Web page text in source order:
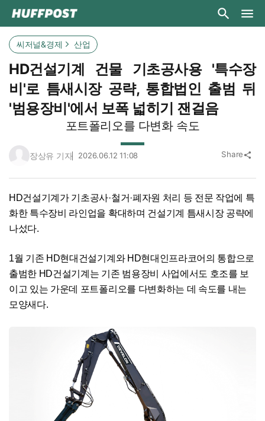
씨저널&경제 산업
HD건설기계 건물 기초공사용 '특수장
비'로 틈새시장 공략, 통합법인 출범 뒤
'범용장비'에서 보폭 넓히기 잰걸음
포트폴리오를 다변화 속도
장상유 기자 2026.06.12 11:08 Share share
HD건설기계가 기초공사·철거·폐자원 처리 등 전문 작업에 특
화한 특수장비 라인업을 확대하며 건설기계 틈새시장 공략에
나섰다.
1월 기존 HD현대건설기계와 HD현대인프라코어의 통합으로
출범한 HD건설기계는 기존 범용장비 사업에서도 호조를 보
이고 있는 가운데 포트폴리오를 다변화하는 데 속도를 내는
모양새다.